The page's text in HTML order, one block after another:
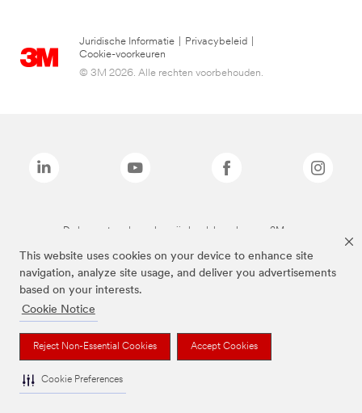
This website uses cookies on your device to enhance site
navigation, analyze site usage, and deliver you advertisements
based on your interests.
Cookie Notice
Reject Non-Essential Cookies Accept Cookies
Cookie Preferences
Juridische Informatie Privacybeleid
Cookie-voorkeuren
© 3M 2026. Alle rechten voorbehouden.
De bovenstaande merken zijn handelsmerken van 3M.we